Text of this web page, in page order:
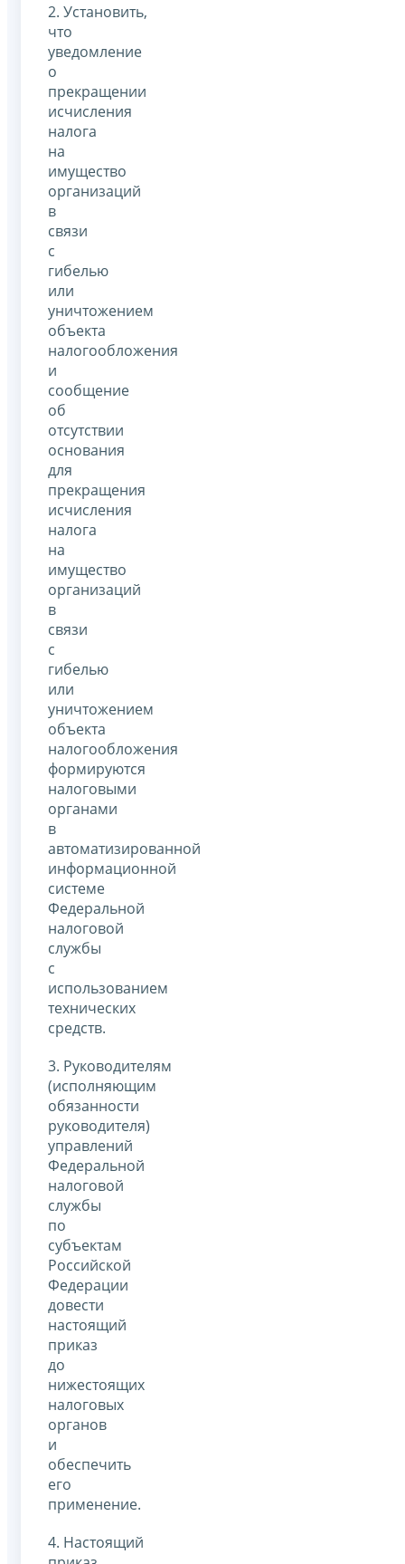
2. Установить,
что
уведомление
о
прекращении
исчисления
налога
на
имущество
организаций
в
связи
с
гибелью
или
уничтожением
объекта
налогообложения
и
сообщение
об
отсутствии
основания
для
прекращения
исчисления
налога
на
имущество
организаций
в
связи
с
гибелью
или
уничтожением
объекта
налогообложения
формируются
налоговыми
органами
в
автоматизированной
информационной
системе
Федеральной
налоговой
службы
с
использованием
технических
средств.
3. Руководителям
(исполняющим
обязанности
руководителя)
управлений
Федеральной
налоговой
службы
по
субъектам
Российской
Федерации
довести
настоящий
приказ
до
нижестоящих
налоговых
органов
и
обеспечить
его
применение.
4. Настоящий